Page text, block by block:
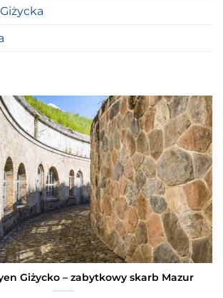
Giżycko – zabytkowy skarb Mazur